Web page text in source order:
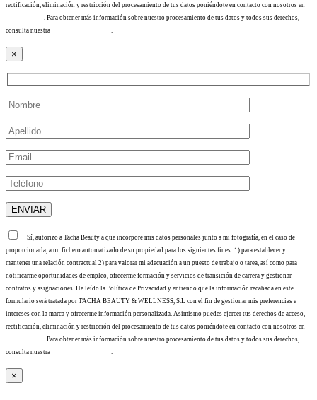
rectificación, eliminación y restricción del procesamiento de tus datos poniéndote en contacto con nosotros en
. Para obtener más información sobre nuestro procesamiento de tus datos y todos sus derechos,
consulta nuestra
×
Sí, autorizo a Tacha Beauty a que incorpore mis datos personales junto a mi fotografía, en el caso de
proporcionarla, a un fichero automatizado de su propiedad para los siguientes fines: 1) para establecer y
mantener una relación contractual 2) para valorar mi adecuación a un puesto de trabajo o tarea, así como para
notificarme oportunidades de empleo, ofrecerme formación y servicios de transición de carrera y gestionar
contratos y asignaciones. He leído la Política de Privacidad y entiendo que la información recabada en este
formulario será tratada por TACHA BEAUTY & WELLNESS, S.L con el fin de gestionar mis preferencias e
intereses con la marca y ofrecerme información personalizada. Asimismo puedes ejercer tus derechos de acceso,
rectificación, eliminación y restricción del procesamiento de tus datos poniéndote en contacto con nosotros en
. Para obtener más información sobre nuestro procesamiento de tus datos y todos sus derechos,
consulta nuestra
.
×